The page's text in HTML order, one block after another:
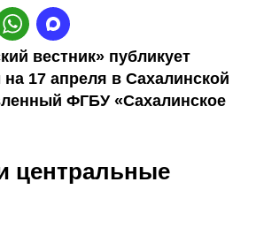
вестник» публикует
17 апреля в Сахалинской
ФГБУ «Сахалинское
центральные